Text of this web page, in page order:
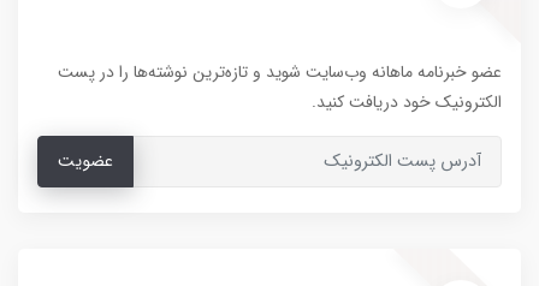
عضو خبرنامه ماهانه وب‌سایت شوید و تازه‌ترین نوشته‌ها را در پست
الکترونیک خود دریافت کنید.
عضویت